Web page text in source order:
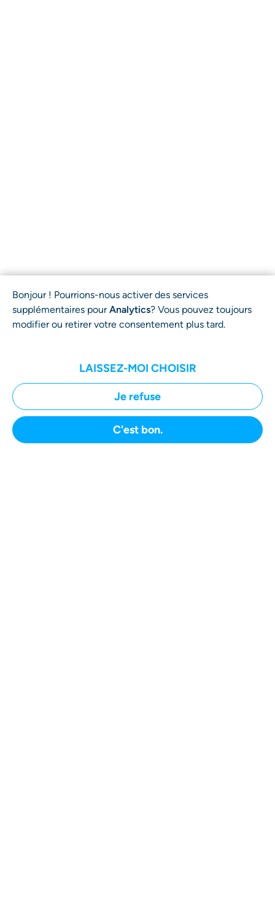
DÉPOSER VOTRE DOSSIER
Nous traitons les litiges concernant ces
plateformes
Bonjour ! Pourrions-nous activer des services
supplémentaires pourAnalytics? Vous pouvez toujours
modifier ou retirer votre consentement plus tard.
LAISSEZ-MOI CHOISIR
Je refuse
C'est bon.